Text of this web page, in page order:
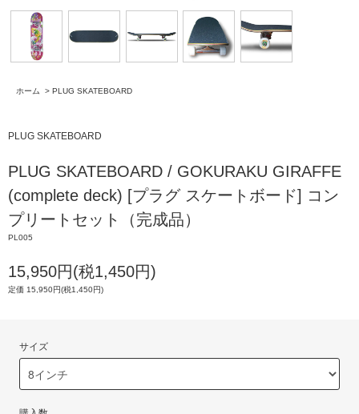
ホーム > PLUG SKATEBOARD
PLUG SKATEBOARD
PLUG SKATEBOARD / GOKURAKU GIRAFFE
(complete deck) [プラグ スケートボード] コン
プリートセット（完成品）
PL005
15,950円(税1,450円)
定価 15,950円(税1,450円)
サイズ